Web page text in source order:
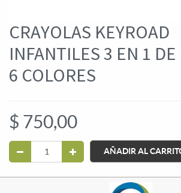
CRAYOLAS KEYROAD
INFANTILES 3 EN 1
6 COLORES
$ 750,00
AÑADIR AL